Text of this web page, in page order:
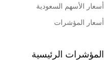
أسعار الأسهم السعودية
أسعار المؤشرات
المؤشرات الرئيسية